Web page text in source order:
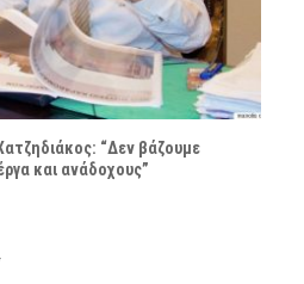
“Δεν βάζουμε
και ανάδοχους”